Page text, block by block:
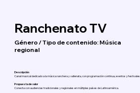
Ranchenato TV
Género / Tipo de contenido: Música
regional
Descripción
Canal musical dedicado a la música ranchera y vallenata, con programación continua, eventos y festivales.
Propuesta de valor
Conecta con audiencias tradicionales y regionales en múltiples países de Latinoamérica.